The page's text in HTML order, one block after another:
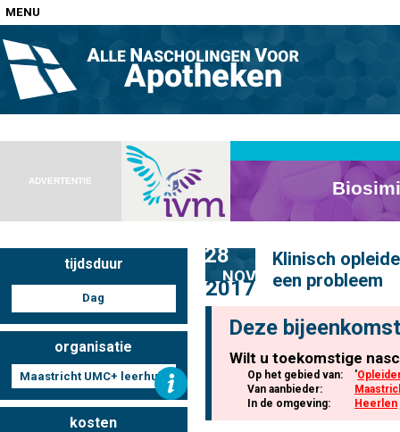
MENU
Home
Nascholingen op locatie (agenda)
Nascholingen online (elearning)
Nascholingen op aanvraag (in-company)
ADVERTENTIE
tijdsduur
Dag
organisatie
Maastricht UMC+ leerhuis
kosten
28
NOV
2017
Klinisch
een probleem
Deze
Wilt u toekomstige
Op het gebied van: '
Van aanbieder:
In de omgeving:
Heerlen